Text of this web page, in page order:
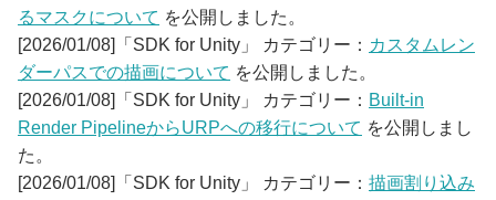
るマスクについて を公開しました。
[2026/01/08]「SDK for Unity」 カテゴリー： カスタムレン
ダーパスでの描画について を公開しました。
[2026/01/08]「SDK for Unity」 カテゴリー： Built-in
Render PipelineからURPへの移行について を公開しまし
た。
[2026/01/08]「SDK for Unity」 カテゴリー： 描画割り込み